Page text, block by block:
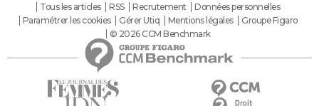
Tous les articles
RSS Recrutement
Données personnelles
Paramétrer les cookies
Gérer Utiq Mentions légales
Groupe Figaro
© 2026 CCM Benchmark